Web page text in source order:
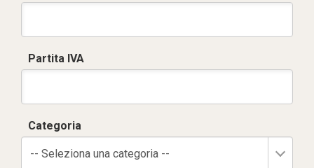
Partita IVA
Categoria
-- Seleziona una categoria --